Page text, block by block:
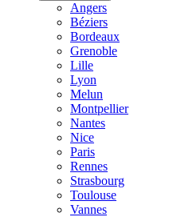
Angers
Béziers
Bordeaux
Grenoble
Lille
Lyon
Melun
Montpellier
Nantes
Nice
Paris
Rennes
Strasbourg
Toulouse
Vannes